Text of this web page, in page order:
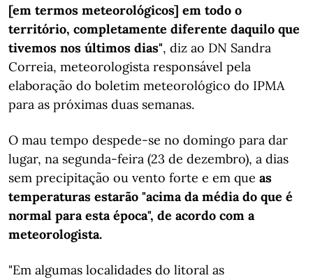
[em termos meteorológicos] em todo o
território, completamente diferente daquilo que
tivemos nos últimos dias", diz ao DN Sandra
Correia, meteorologista responsável pela
elaboração do boletim meteorológico do IPMA
para as próximas duas semanas.
O mau tempo despede-se no domingo para dar
lugar, na segunda-feira (23 de dezembro), a dias
sem precipitação ou vento forte e em que as
temperaturas estarão "acima da média do que é
normal para esta época", de acordo com a
meteorologista.
"Em algumas localidades do litoral as